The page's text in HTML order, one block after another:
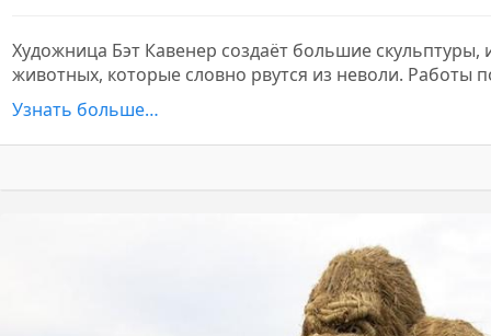
Художница Бэт Кавенер создаёт большие
животных, которые словно рвутся из неволи. Работы
Узнать больше…